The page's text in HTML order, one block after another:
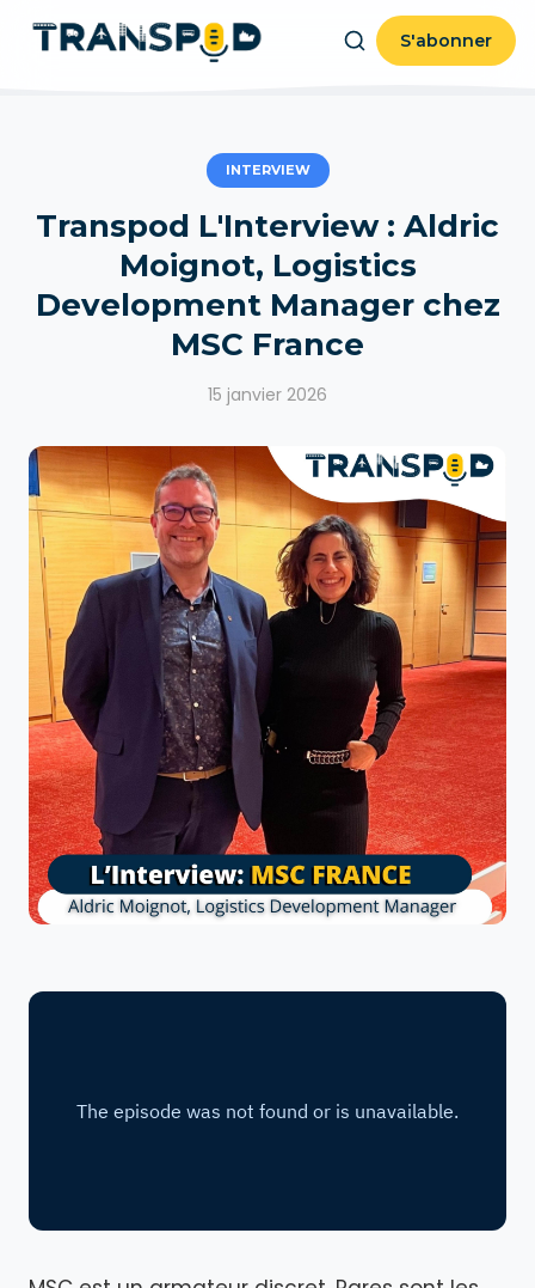
S'abonner
INTERVIEW
Transpod L'Interview : Aldric
Moignot, Logistics
Development Manager chez
MSC France
15 janvier 2026